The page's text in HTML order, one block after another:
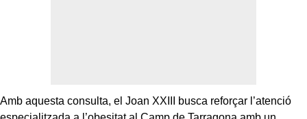
Amb aquesta consulta, el Joan XXIII busca reforçar l’atenció